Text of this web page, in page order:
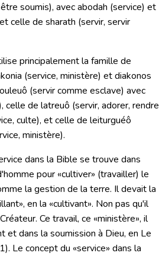
soumis), avecabodah (service) et
celle de sharath (servir, servir
principalement la famille de
(service, ministère) etdiakonos
(servir comme esclave) avec
celle de latreuô (servir, adorer, rendre
culte), et celle de leiturguéô
ministère).
dans la Bible se trouve dans
pour «cultiver» (travailler) le
la gestion de la terre. Il devait la
», en la «cultivant». Non pas qu'il
Ce travail, ce «ministère», il
et dans la soumission à Dieu, en Le
). Le concept du «service» dans la